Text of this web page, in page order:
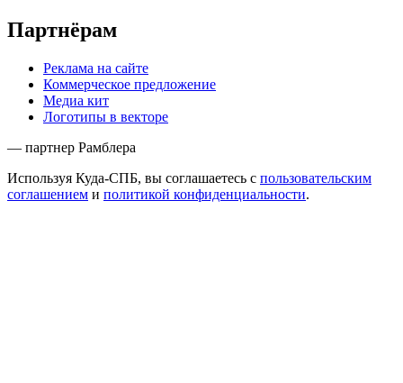
Партнёрам
Реклама на сайте
Коммерческое предложение
Медиа кит
Логотипы в векторе
— партнер Рамблера
Используя Куда-СПБ, вы соглашаетесь с пользовательским
соглашением и политикой конфиденциальности.